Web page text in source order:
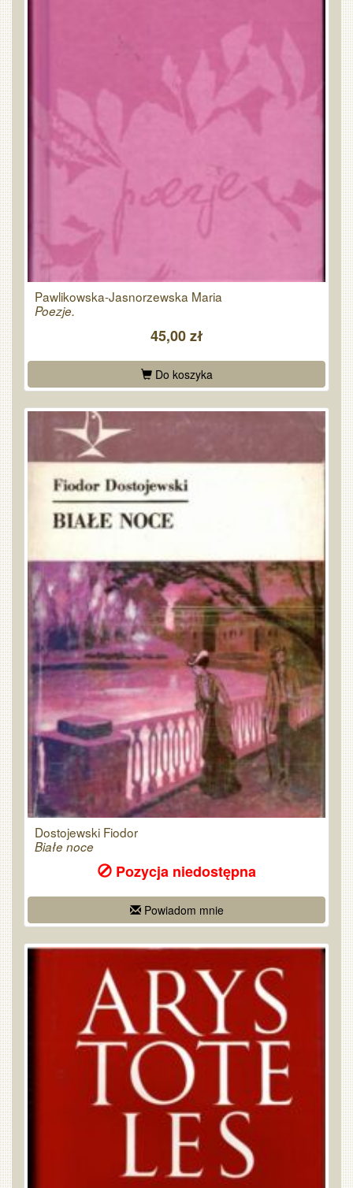
Pawlikowska-Jasnorzewska Maria
Poezje.
45,00 zł
Do koszyka
Dostojewski Fiodor
Białe noce
Pozycja niedostępna
Powiadom mnie